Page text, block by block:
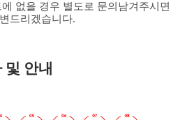
없을 경우 별도로 문의남겨주시면
드리겠습니다.
안내